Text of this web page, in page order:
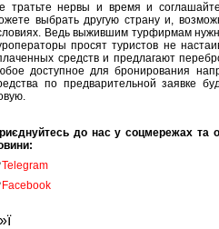
тратьте нервы и время и
выбрать другую страну и,
Ведь выжившим турфирмам
просят туристов не
средств и предлагают
доступное для бронирования
по предварительной заявке
до нас у соцмережах та
Telegram
Facebook